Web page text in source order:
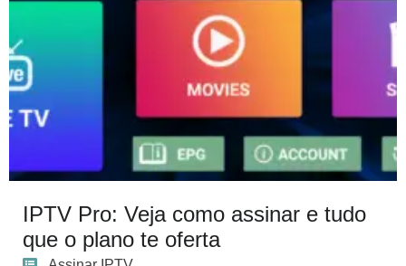
IPTV Pro: Veja como assinar e tudo
que o plano te oferta